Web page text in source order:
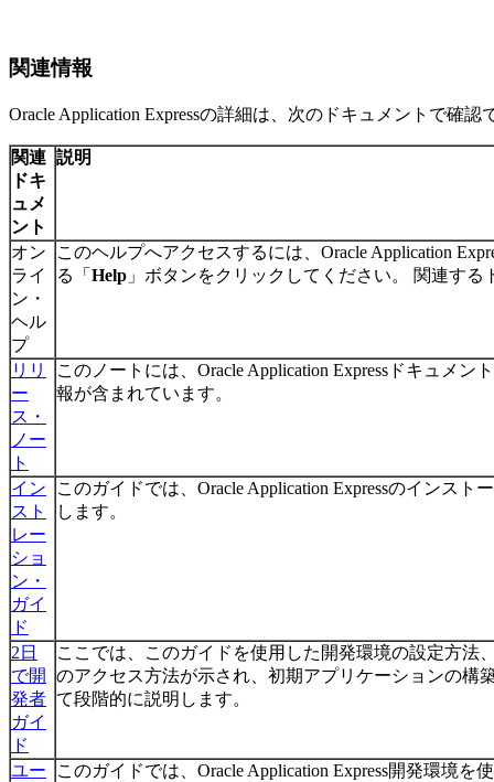
関連情報
Oracle Application Expressの詳細は、次のドキュメントで確認
関連
ドキ
ュメ
ント
説明
オン
ライ
ン・
ヘル
プ
このヘルプへアクセスするには、Oracle Application
る「 Help 」ボタンをクリックしてください。 関連する
リリ
ー
ス・
ノー
ト
このノートには、Oracle Application Expressドキュメン
報が含まれています。
イン
スト
レー
ショ
ン・
ガイ
ド
このガイドでは、Oracle Application Expressのインスト
します。
2日
で開
発者
ガイ
ド
ここでは、このガイドを使用した開発環境の設定方法
のアクセス方法が示され、初期アプリケーションの構
て段階的に説明します。
ユー
このガイドでは、Oracle Application Express開発環境を